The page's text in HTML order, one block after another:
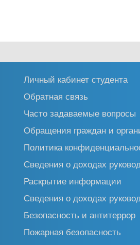
Личный кабинет студента
Обратная связь
Часто задаваемые вопросы
Обращения граждан и
Политика
Сведения о доходах
Раскрытие информации
Сведения о доходах
Безопасность и антитеррор
Пожарная безопасность